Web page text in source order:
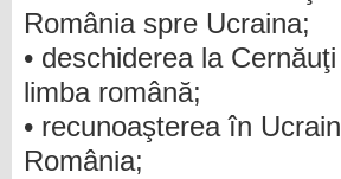
România spre Ucraina;
• deschiderea la
limba română;
• recunoaşterea în
România;